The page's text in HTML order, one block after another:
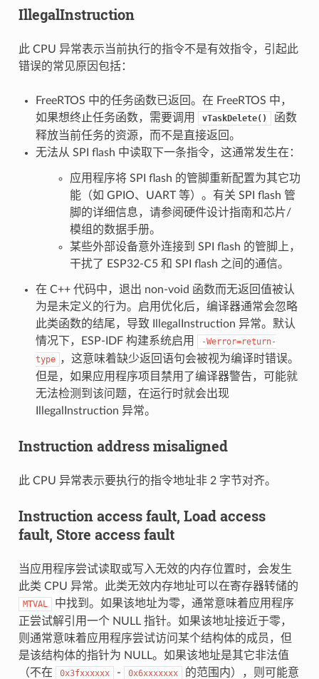
IllegalInstruction
此 CPU 异常表示当前执行的指令不是有效指令，引起此
错误的常见原因包括：
FreeRTOS 中的任务函数已返回。在 FreeRTOS 中，
如果想终止任务函数，需要调用
vTaskDelete()
函数
释放当前任务的资源，而不是直接返回。
无法从 SPI flash 中读取下一条指令，这通常发生在：
应用程序将 SPI flash 的管脚重新配置为其它功
能（如 GPIO、UART 等）。有关 SPI flash 管
脚的详细信息，请参阅硬件设计指南和芯片/
模组的数据手册。
某些外部设备意外连接到 SPI flash 的管脚上，
干扰了 ESP32-C5 和 SPI flash 之间的通信。
在 C++ 代码中，退出 non-void 函数而无返回值被认
为是未定义的行为。启用优化后，编译器通常会忽略
此类函数的结尾，导致 IllegalInstruction 异常。默认
情况下，ESP-IDF 构建系统启用
-Werror=return-
type ，这意味着缺少返回语句会被视为编译时错误。
但是，如果应用程序项目禁用了编译器警告，可能就
无法检测到该问题，在运行时就会出现
IllegalInstruction 异常。
Instruction address misaligned
此 CPU 异常表示要执行的指令地址非 2 字节对齐。
Instruction access fault, Load access
fault, Store access fault
当应用程序尝试读取或写入无效的内存位置时，会发生
此类 CPU 异常。此类无效内存地址可以在寄存器转储的
MTVAL
中找到。如果该地址为零，通常意味着应用程序
正尝试解引用一个 NULL 指针。如果该地址接近于零，
则通常意味着应用程序尝试访问某个结构体的成员，但
是该结构体的指针为 NULL。如果该地址是其它非法值
（不在
0x3fxxxxxx - 0x6xxxxxxx
的范围内），则可能意